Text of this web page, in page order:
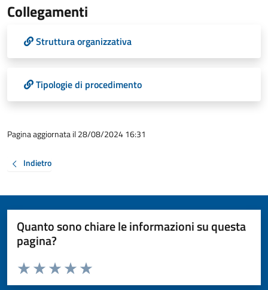
Collegamenti
Struttura organizzativa
Tipologie di procedimento
Pagina aggiornata il 28/08/2024 16:31
Indietro
Quanto sono chiare le informazioni su questa
pagina?
Valuta da 1 a 5 stelle la pagina
Valuta 5 stelle su 5
Valuta 4 stelle su 5
Valuta 3 stelle su 5
Valuta 2 stelle su 5
Valuta 1 stelle su 5